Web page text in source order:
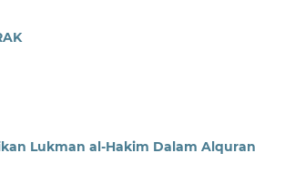
Lukman al-Hakim Dalam Alquran